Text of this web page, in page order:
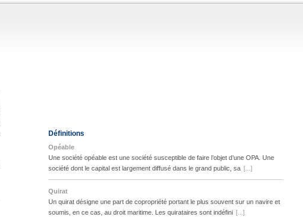
Définitions
Opéable
Une société opéable est une société susceptible de faire l’objet d’une OPA. Une
société dont le capital est largement diffusé dans le grand public, sa [...]
Quirat
Un quirat désigne une part de copropriété portant le plus souvent sur un navire et
soumis, en ce cas, au droit maritime. Les quirataires sont indéfini [...]